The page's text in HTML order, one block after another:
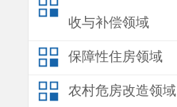
收与补偿领域
保障性住房领域
农村危房改造领域